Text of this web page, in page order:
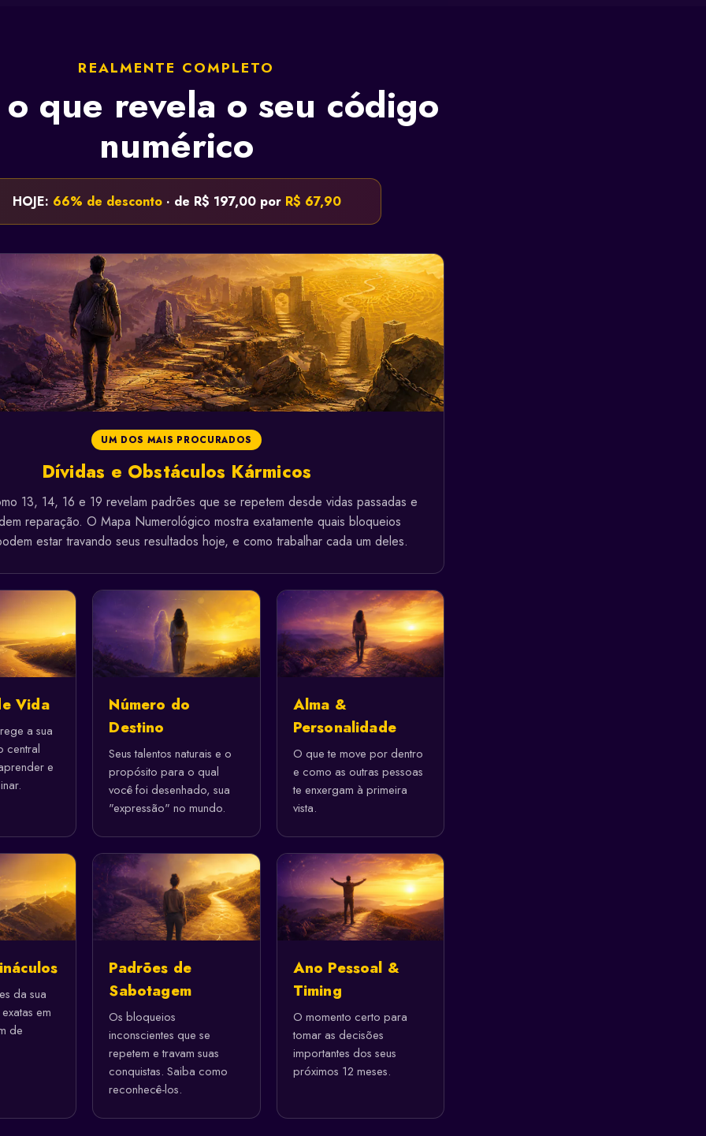
REALMENTE COMPLETO
que revela o seu código
numérico
HOJE: 66% de desconto· de R$ 197,00 por R$ 67,90
UM DOS MAIS PROCURADOS
Dívidas e Obstáculos Kármicos
13, 14, 16 e 19 revelam padrões que se repetem desde vidas passadas e
reparação. O Mapa Numerológico mostra exatamente quais bloqueios
estar travando seus resultados hoje, e como trabalhar cada um deles.
Vida
a sua
central
e
Número do
Destino
Seus talentos naturais e o
propósito para o qual
você foi desenhado, sua
"expressão" no mundo.
Alma &
Personalidade
O que te move por dentro
e como as outras pessoas
te enxergam à primeira
vista.
da sua
em
de
Padrões de
Sabotagem
Os bloqueios
inconscientes que se
repetem e travam suas
conquistas. Saiba como
reconhecê-los.
Ano Pessoal &
Timing
O momento certo para
tomar as decisões
importantes dos seus
próximos 12 meses.